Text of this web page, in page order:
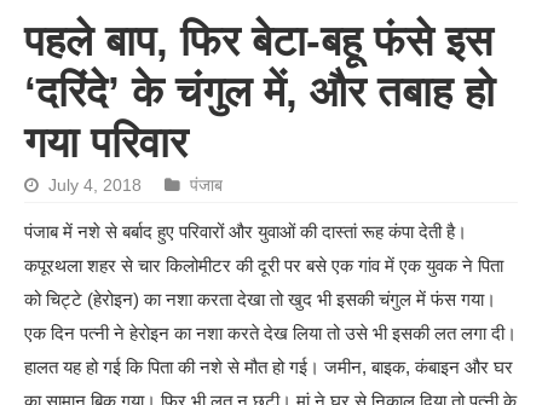
पहले बाप, फिर बेटा-बहू फंसे इस
‘दरिंदे’ के चंगुल में, और तबाह हो
गया परिवार
July 4, 2018 पंजाब
पंजाब में नशे से बर्बाद हुए परिवारों और युवाओं की दास्‍तां रूह कंपा देती है।
कपूरथला शहर से चार किलोमीटर की दूरी पर बसे एक गांव में एक युवक ने पिता
को चिट्टे (हेरोइन) का नशा करता देखा तो खुद भी इसकी चंगुल में फंस गया।
एक दिन पत्‍नी ने हेरोइन का नशा करते देख लिया तो उसे भी इसकी लत लगा दी।
हालत यह हो गई कि पिता की नशे से मौत हो गई। जमीन, बाइक, कंबाइन और घर